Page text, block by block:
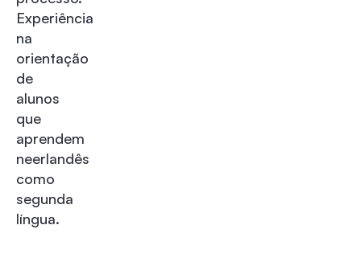
Experiência
na
orientação
de
alunos
que
aprendem
neerlandês
como
segunda
língua.